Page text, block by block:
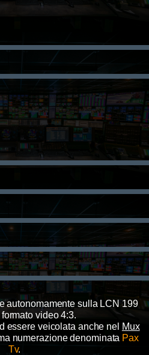
autonomamente sulla LCN 199
formato video 4:3.
essere veicolata anche nel Mux
numerazione denominata Pax
Tv.